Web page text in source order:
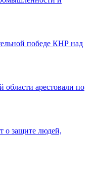
победе КНР над
арестовали по
о защите людей,